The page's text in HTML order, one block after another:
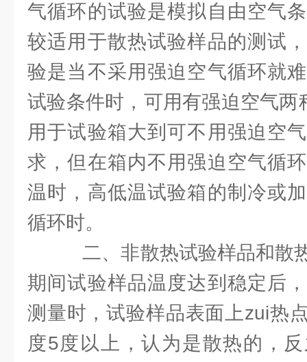
气循环的试验是模拟自由空气
较适用于散热试验样品的测试
验是当不采用强迫空气循环就
试验条件时，可用有强迫空气
用于试验箱大到可不用强迫空
求，但在箱内不用强迫空气循
温时，高低温试验箱的制冷或
循环时。
二、非散热试验样品和散
期间试验样品温度达到稳定后
测量时，试验样品表面上zui热
度5度以上，认为是散热的，